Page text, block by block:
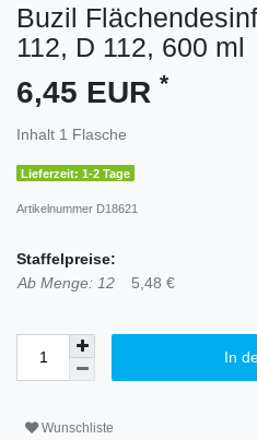
Buzil
112, D 112, 600 ml
6,45 EUR *
Inhalt 1 Flasche
Lieferzeit: 1-2 Tage
Artikelnummer D18621
Staffelpreise:
Ab Menge: 12
5,48 €
In
Wunschliste